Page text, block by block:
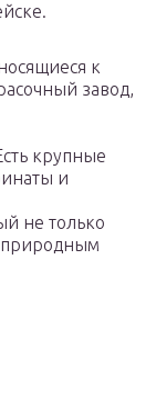
к
завод,
крупные
и
не только
природным